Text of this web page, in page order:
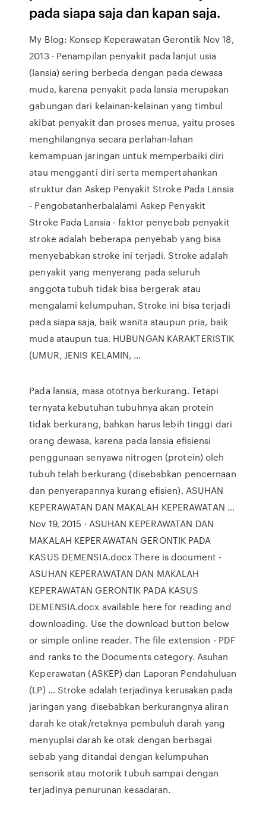
pada siapa saja dan kapan saja.
My Blog: Konsep Keperawatan Gerontik Nov 18,
2013 · Penampilan penyakit pada lanjut usia
(lansia) sering berbeda dengan pada dewasa
muda, karena penyakit pada lansia merupakan
gabungan dari kelainan-kelainan yang timbul
akibat penyakit dan proses menua, yaitu proses
menghilangnya secara perlahan-lahan
kemampuan jaringan untuk memperbaiki diri
atau mengganti diri serta mempertahankan
struktur dan Askep Penyakit Stroke Pada Lansia
- Pengobatanherbalalami Askep Penyakit
Stroke Pada Lansia - faktor penyebab penyakit
stroke adalah beberapa penyebab yang bisa
menyebabkan stroke ini terjadi. Stroke adalah
penyakit yang menyerang pada seluruh
anggota tubuh tidak bisa bergerak atau
mengalami kelumpuhan. Stroke ini bisa terjadi
pada siapa saja, baik wanita ataupun pria, baik
muda ataupun tua. HUBUNGAN KARAKTERISTIK
(UMUR, JENIS KELAMIN, …
Pada lansia, masa ototnya berkurang. Tetapi
ternyata kebutuhan tubuhnya akan protein
tidak berkurang, bahkan harus lebih tinggi dari
orang dewasa, karena pada lansia efisiensi
penggunaan senyawa nitrogen (protein) oleh
tubuh telah berkurang (disebabkan pencernaan
dan penyerapannya kurang efisien). ASUHAN
KEPERAWATAN DAN MAKALAH KEPERAWATAN …
Nov 19, 2015 · ASUHAN KEPERAWATAN DAN
MAKALAH KEPERAWATAN GERONTIK PADA
KASUS DEMENSIA.docx There is document -
ASUHAN KEPERAWATAN DAN MAKALAH
KEPERAWATAN GERONTIK PADA KASUS
DEMENSIA.docx available here for reading and
downloading. Use the download button below
or simple online reader. The file extension - PDF
and ranks to the Documents category. Asuhan
Keperawatan (ASKEP) dan Laporan Pendahuluan
(LP) … Stroke adalah terjadinya kerusakan pada
jaringan yang disebabkan berkurangnya aliran
darah ke otak/retaknya pembuluh darah yang
menyuplai darah ke otak dengan berbagai
sebab yang ditandai dengan kelumpuhan
sensorik atau motorik tubuh sampai dengan
terjadinya penurunan kesadaran.